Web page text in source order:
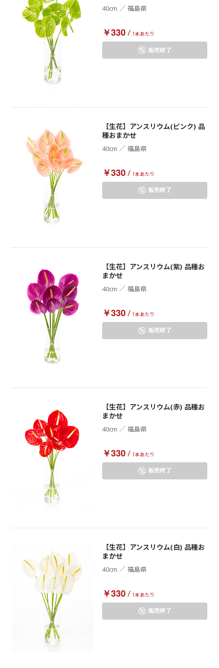
40cm ／ 福島県
￥330/ 1本あたり
販売終了
【生花】アンスリウム(ピンク) 品
種おまかせ
40cm ／ 福島県
￥330/ 1本あたり
販売終了
【生花】アンスリウム(紫) 品種お
まかせ
40cm ／ 福島県
￥330/ 1本あたり
販売終了
【生花】アンスリウム(赤) 品種お
まかせ
40cm ／ 福島県
￥330/ 1本あたり
販売終了
【生花】アンスリウム(白) 品種お
まかせ
40cm ／ 福島県
￥330/ 1本あたり
販売終了